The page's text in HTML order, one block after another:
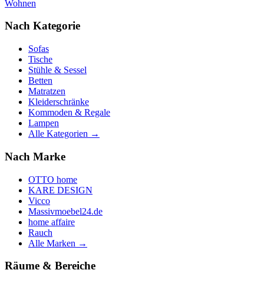
Wohnen
Nach Kategorie
Sofas
Tische
Stühle & Sessel
Betten
Matratzen
Kleiderschränke
Kommoden & Regale
Lampen
Alle Kategorien →
Nach Marke
OTTO home
KARE DESIGN
Vicco
Massivmoebel24.de
home affaire
Rauch
Alle Marken →
Räume & Bereiche